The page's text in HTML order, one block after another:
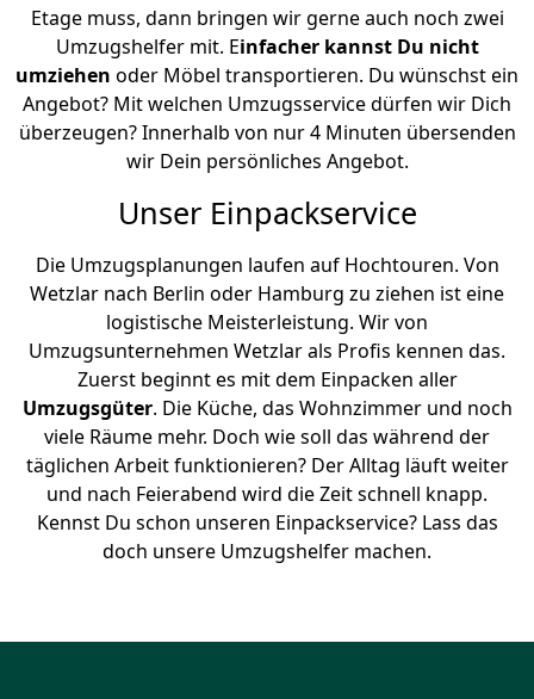
Etage muss, dann bringen wir gerne auch noch zwei
Umzugshelfer mit. Einfacher kannst Du nicht
umziehen oder Möbel transportieren. Du wünschst ein
Angebot? Mit welchen Umzugsservice dürfen wir Dich
überzeugen? Innerhalb von nur 4 Minuten übersenden
wir Dein persönliches Angebot.
Unser Einpackservice
Die Umzugsplanungen laufen auf Hochtouren. Von
Wetzlar nach Berlin oder Hamburg zu ziehen ist eine
logistische Meisterleistung. Wir von
Umzugsunternehmen Wetzlar als Profis kennen das.
Zuerst beginnt es mit dem Einpacken aller
Umzugsgüter. Die Küche, das Wohnzimmer und noch
viele Räume mehr. Doch wie soll das während der
täglichen Arbeit funktionieren? Der Alltag läuft weiter
und nach Feierabend wird die Zeit schnell knapp.
Kennst Du schon unseren Einpackservice? Lass das
doch unsere Umzugshelfer machen.